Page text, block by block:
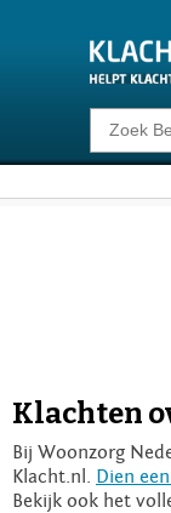
Klacht
Login
Klachten
Bij Woonzorg
Klacht.nl. Dien
Bekijk ook het